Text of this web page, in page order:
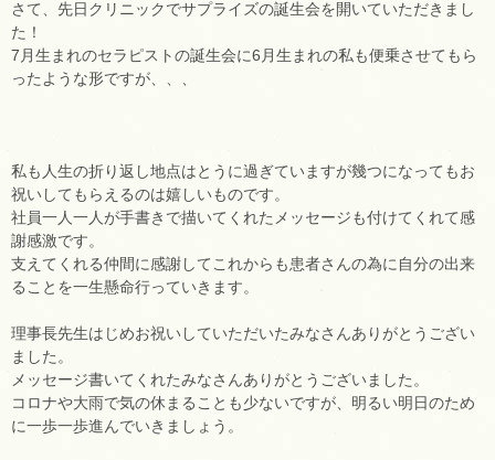
さて、先日クリニックでサプライズの誕生会を開いていただきまし
た！
7月生まれのセラピストの誕生会に6月生まれの私も便乗させてもら
ったような形ですが、、、
私も人生の折り返し地点はとうに過ぎていますが幾つになってもお
祝いしてもらえるのは嬉しいものです。
社員一人一人が手書きで描いてくれたメッセージも付けてくれて感
謝感激です。
支えてくれる仲間に感謝してこれからも患者さんの為に自分の出来
ることを一生懸命行っていきます。
理事長先生はじめお祝いしていただいたみなさんありがとうござい
ました。
メッセージ書いてくれたみなさんありがとうございました。
コロナや大雨で気の休まることも少ないですが、明るい明日のため
に一歩一歩進んでいきましょう。